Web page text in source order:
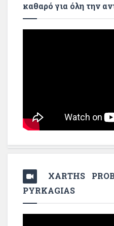
καθαρό για όλη την
XARTHS
PYRKAGIAS